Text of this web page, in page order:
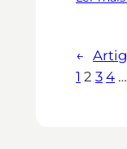
←
1 2 3 4 …